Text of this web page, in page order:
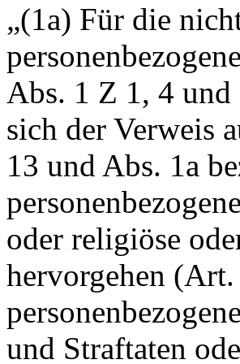
„(1a) Für die
Abs. 1 Z 1, 4
sich der Verweis
13 und Abs. 1a
oder religiöse
hervorgehen
und Straftaten